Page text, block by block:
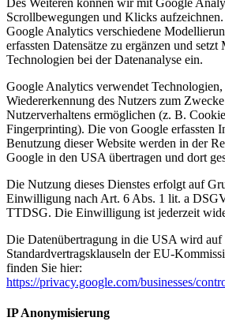
Scrollbewegungen und Klicks
Google Analytics verschiedene
erfassten Datensätze zu ergänzen und
Technologien bei der Datenanalyse ein.
Google Analytics verwendet
Wiedererkennung des Nutzers zum
Nutzerverhaltens ermöglichen (z. B.
Fingerprinting). Die von Google erfassten
Benutzung dieser Website werden in der
Google in den USA übertragen und dort
Die Nutzung dieses Dienstes erfolgt auf
Einwilligung nach Art. 6 Abs. 1 lit. a
TTDSG. Die Einwilligung ist jederzeit
Die Datenübertragung in die USA wird auf
Standardvertragsklauseln der EU-
finden Sie hier:
https://privacy.google.com/businesses/
IP Anonymisierung